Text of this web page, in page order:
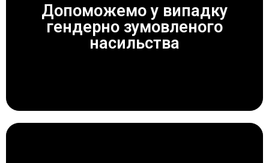
Допоможемо у випадку
гендерно зумовленого
насильства
ЗАВЖДИ ДОПОМОЖЕМО!